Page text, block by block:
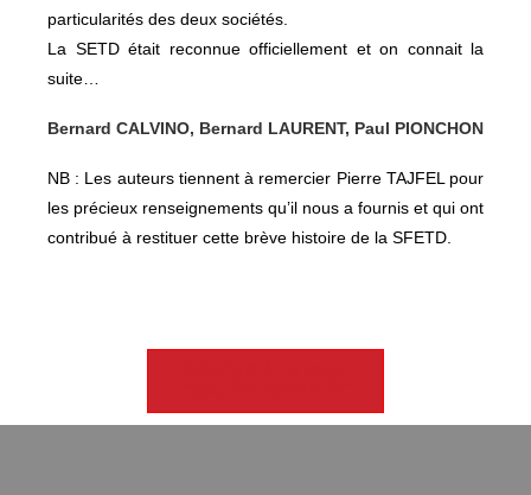
particularités des deux sociétés.
La SETD était reconnue officiellement et on connait la
suite…
Bernard CALVINO, Bernard LAURENT, Paul PIONCHON
NB : Les auteurs tiennent à remercier Pierre TAJFEL pour
les précieux renseignements qu’il nous a fournis et qui ont
contribué à restituer cette brève histoire de la SFETD.